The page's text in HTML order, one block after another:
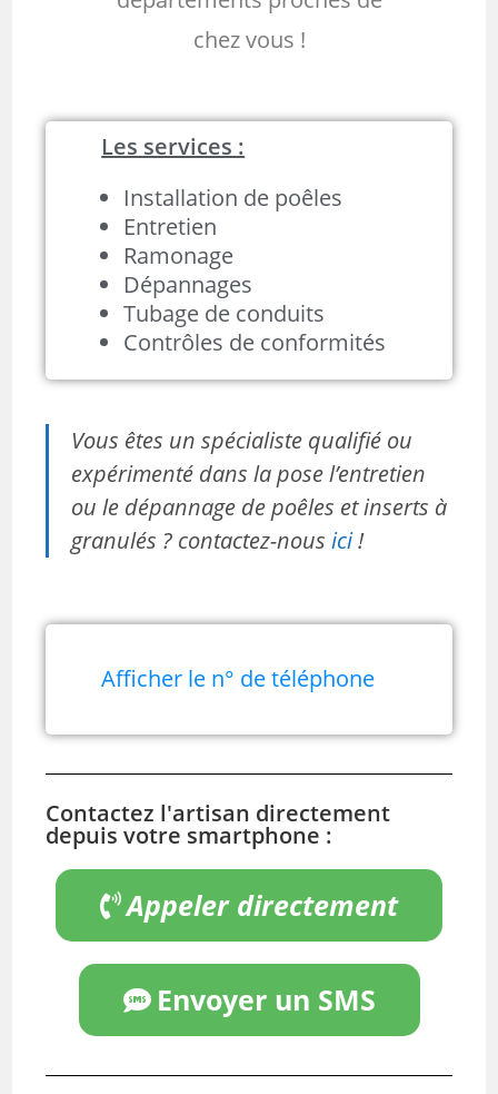
chez vous !
Les services :
Installation de poêles
Entretien
Ramonage
Dépannages
Tubage de conduits
Contrôles de conformités
Vous êtes un spécialiste qualifié ou
expérimenté dans la pose l’entretien
ou le dépannage de poêles et inserts à
granulés ? contactez-nousici!
Afficher le n° de téléphone
Contactez l'artisan directement
depuis votre smartphone :
Appeler directement
Envoyer un SMS